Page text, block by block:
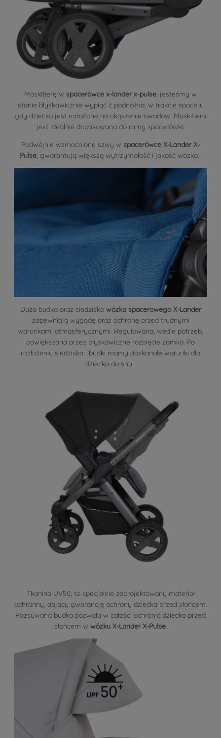
Moskitierę w spacerówce x-lander x-pulse, jesteśmy w
stanie błyskawicznie wypiąć z podnóżka, w trakcie spaceru
gdy dziecko jest narażone na ukąszenie owadów. Moskitiera
jest idealnie dopasowana do ramy spacerówki.
Podwójnie wzmocnione szwy w spacerówce X-Lander X-
Pulse, gwarantują większą wytrzymałość i jakość wózka.
Duża budka oraz siedzisko wózka spacerowego X-Lander
zapewniają wygodę oraz ochronę przed trudnymi
warunkami atmosferycznymi. Regulowana, wedle potrzeb,
powiększana przez błyskawiczne rozpięcie zamka. Po
rozłożeniu siedziska i budki mamy doskonałe warunki dla
dziecka do snu.
Tkanina UV50, to specjalnie zaprojektowany materiał
ochronny, dający gwarancję ochrony dziecka przed słońcem.
Rozsuwana budka pozwala w całości ochronić dziecko przed
słońcem w wózku X-Lander X-Pulse.